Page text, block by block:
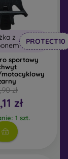
z
PROTECT10
sportowy
zł
zł
1 szt.